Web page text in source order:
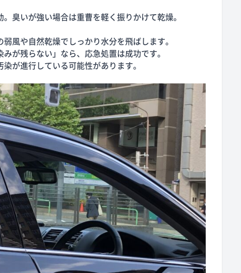
臭いが強い場合は重曹を軽く振りかけて乾燥。
風や自然乾燥でしっかり水分を飛ばします。
が残らない」なら、応急処置は成功です。
が進行している可能性があります。